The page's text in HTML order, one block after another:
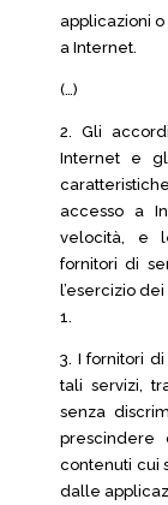
applicazioni
a Internet.
(…)
2. Gli
Internet e
accesso a
velocità, e
fornitori di
l’esercizio
1.
3. I fornitori
tali servizi,
senza
prescindere
contenuti cui
dalle